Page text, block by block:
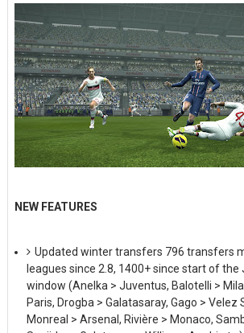
NEW FEATURES
Updated winter transfers 796 transfers
leagues since 2.8, 1400+ since start of the
window (Anelka > Juventus, Balotelli >
Paris, Drogba > Galatasaray, Gago > Velez
Monreal > Arsenal, Rivière > Monaco,